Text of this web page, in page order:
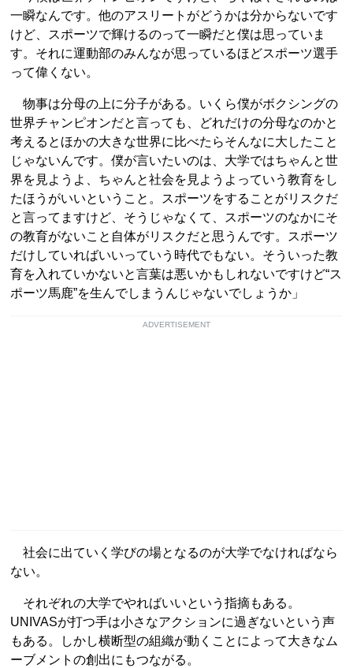
一瞬なんです。他のアスリートがどうかは分からないです
けど、スポーツで輝けるのって一瞬だと僕は思っていま
す。それに運動部のみんなが思っているほどスポーツ選手
って偉くない。
物事は分母の上に分子がある。いくら僕がボクシングの
世界チャンピオンだと言っても、どれだけの分母なのかと
考えるとほかの大きな世界に比べたらそんなに大したこと
じゃないんです。僕が言いたいのは、大学ではちゃんと世
界を見ようよ、ちゃんと社会を見ようよっていう教育をし
たほうがいいということ。スポーツをすることがリスクだ
と言ってますけど、そうじゃなくて、スポーツのなかにそ
の教育がないこと自体がリスクだと思うんです。スポーツ
だけしていればいいっていう時代でもない。そういった教
育を入れていかないと言葉は悪いかもしれないですけど“ス
ポーツ馬鹿”を生んでしまうんじゃないでしょうか」
ADVERTISEMENT
社会に出ていく学びの場となるのが大学でなければなら
ない。
それぞれの大学でやればいいという指摘もある。
UNIVASが打つ手は小さなアクションに過ぎないという声
もある。しかし横断型の組織が動くことによって大きなム
ーブメントの創出にもつながる。